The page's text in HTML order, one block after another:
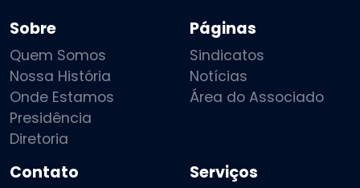
Sobre
Quem Somos
Nossa História
Onde Estamos
Presidência
Diretoria
Páginas
Sindicatos
Notícias
Área do Associado
Contato Serviços